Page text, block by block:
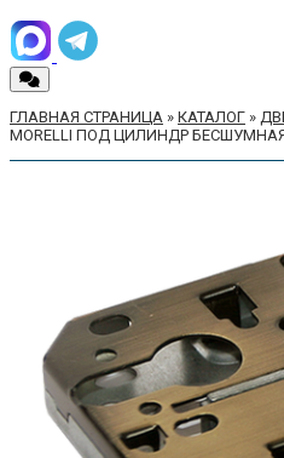
ГЛАВНАЯ СТРАНИЦА » КАТАЛОГ »
MORELLI ПОД ЦИЛИНДР